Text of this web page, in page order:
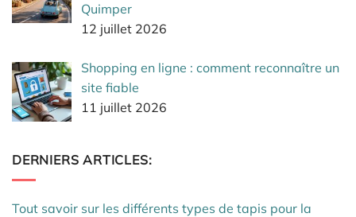
Quimper
12 juillet 2026
Shopping en ligne : comment reconnaître un
site fiable
11 juillet 2026
DERNIERS ARTICLES:
Tout savoir sur les différents types de tapis pour la